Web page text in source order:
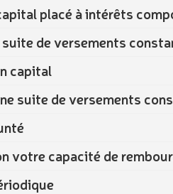
placé à intérêts
de versements
capital
suite de versements
votre capacité de